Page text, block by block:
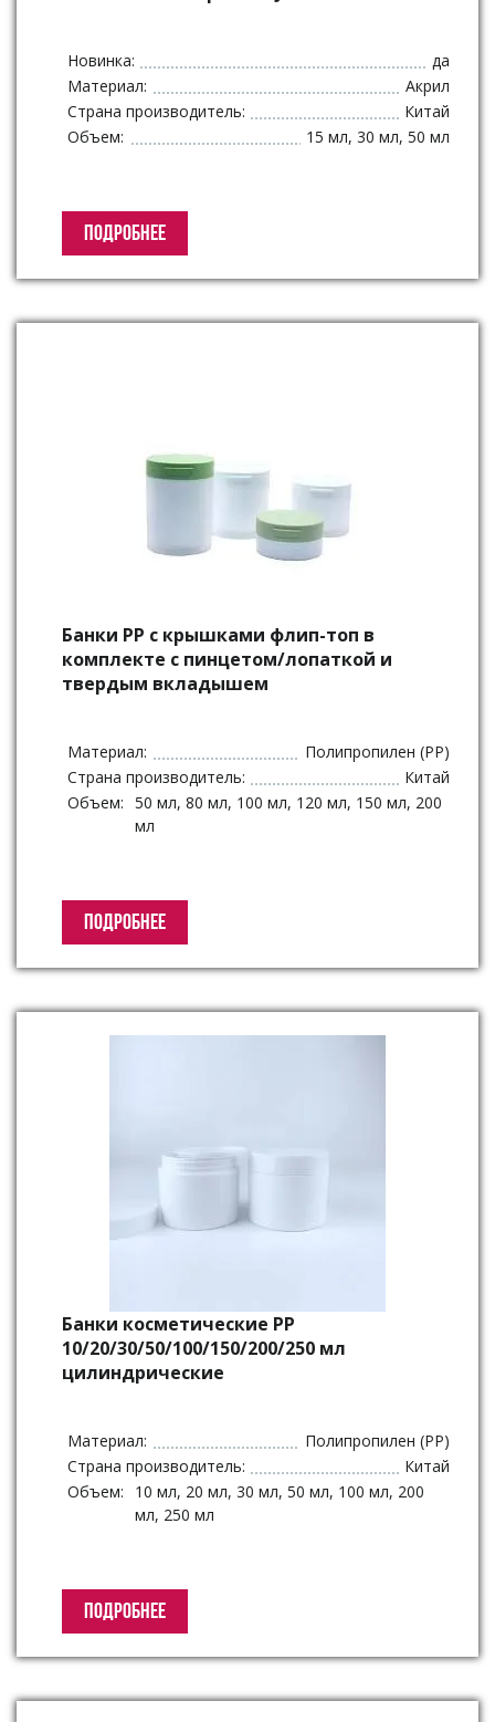
Новинка:
да
Материал:
Акрил
Страна производитель:
Китай
Объем:
15 мл, 30 мл, 50 мл
ПОДРОБНЕЕ
Банки РР с крышками флип-топ в
комплекте с пинцетом/лопаткой и
твердым вкладышем
Материал:
Полипропилен (PP)
Страна производитель:
Китай
Объем: 50 мл, 80 мл, 100 мл, 120 мл, 150 мл, 200
мл
ПОДРОБНЕЕ
Банки косметические PP
10/20/30/50/100/150/200/250 мл
цилиндрические
Материал:
Полипропилен (PP)
Страна производитель:
Китай
Объем:
10 мл, 20 мл, 30 мл, 50 мл, 100 мл, 200
мл, 250 мл
ПОДРОБНЕЕ